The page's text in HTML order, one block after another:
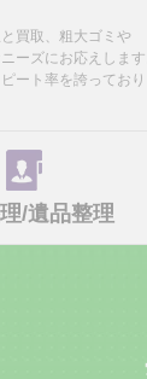
買取、粗大ゴミや
ーズにお応えします
ート率を誇っており
/遺品整理